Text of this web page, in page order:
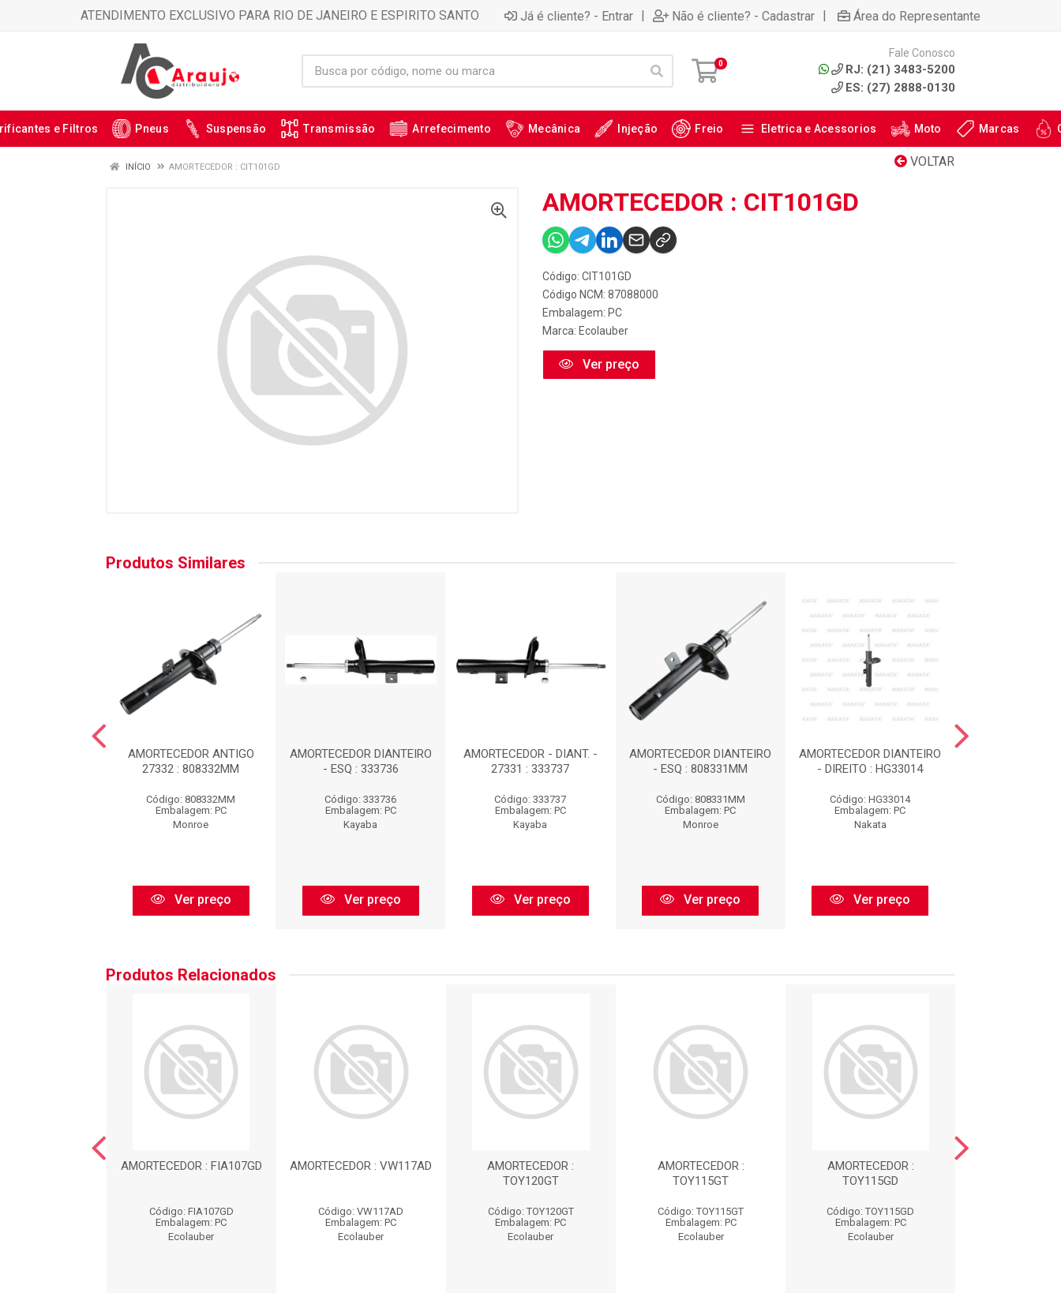
ATENDIMENTO EXCLUSIVO PARA RIO DE JANEIRO E ESPIRITO SANTO Já é cliente? - Entrar | Não é cliente? - Cadastrar | Área do Representante
0
Fale Conosco
RJ: (21) 3483-5200
ES: (27) 2888-0130
e Filtros Pneus Suspensão Transmissão Arrefecimento Mecânica Injeção Freio Eletrica e Acessorios Moto Marcas
VOLTAR
INÍCIO AMORTECEDOR : CIT101GD
AMORTECEDOR : CIT101GD
Código: CIT101GD
Código NCM: 87088000
Embalagem: PC
Marca: Ecolauber
Ver preço
Produtos Similares
AMORTECEDOR ANTIGO
27332 : 808332MM
Código: 808332MM
Embalagem: PC
Monroe
Ver preço
AMORTECEDOR DIANTEIRO
- ESQ : 333736
Código: 333736
Embalagem: PC
Kayaba
Ver preço
AMORTECEDOR - DIANT. -
27331 : 333737
Código: 333737
Embalagem: PC
Kayaba
Ver preço
AMORTECEDOR DIANTEIRO
- ESQ : 808331MM
Código: 808331MM
Embalagem: PC
Monroe
Ver preço
AMORTECEDOR DIANTEIRO
- DIREITO : HG33014
Código: HG33014
Embalagem: PC
Nakata
Ver preço
Produtos Relacionados
AMORTECEDOR : FIA107GD
Código: FIA107GD
Embalagem: PC
Ecolauber
AMORTECEDOR : VW117AD
Código: VW117AD
Embalagem: PC
Ecolauber
AMORTECEDOR :
TOY120GT
Código: TOY120GT
Embalagem: PC
Ecolauber
AMORTECEDOR :
TOY115GT
Código: TOY115GT
Embalagem: PC
Ecolauber
AMORTECEDOR :
TOY115GD
Código: TOY115GD
Embalagem: PC
Ecolauber